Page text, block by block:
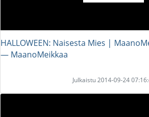
HALLOWEEN: Naisesta Mies |
― MaanoMeikkaa
Julkaistu 2014-09-24